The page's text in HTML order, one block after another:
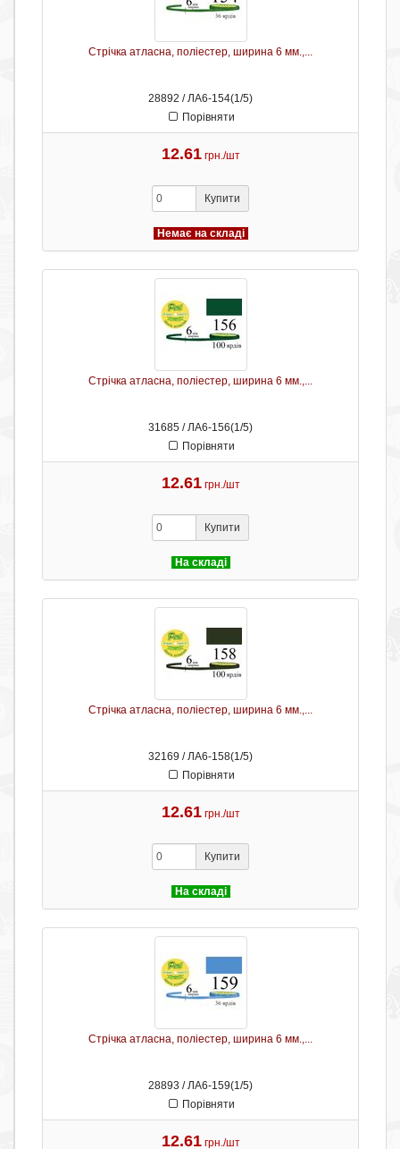
Стрічка атласна, поліестер, ширина 6 мм.,...
28892 / ЛА6-154(1/5)
Порівняти
12.61 грн./шт
Купити
Немає на складі
Стрічка атласна, поліестер, ширина 6 мм.,...
31685 / ЛА6-156(1/5)
Порівняти
12.61 грн./шт
Купити
На складі
Стрічка атласна, поліестер, ширина 6 мм.,...
32169 / ЛА6-158(1/5)
Порівняти
12.61 грн./шт
Купити
На складі
Стрічка атласна, поліестер, ширина 6 мм.,...
28893 / ЛА6-159(1/5)
Порівняти
12.61 грн./шт